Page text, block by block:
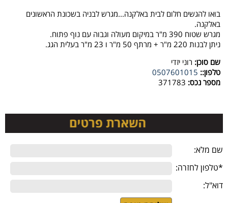
בואו להגשים חלום לבית באלקנה...מגרש לבניה בשכונת הראשונים
באלקנה.
מגרש שטוח 390 מ"ר במיקום מעולה וגבוה עם נוף פתוח.
ניתן לבנות 220 מ"ר + מרתף 50 מ"ר ו 23 מ"ר בעלית הגג.
שם סוכן: רוני יזדי
טלפון:: 0507601015
מספר נכס: 371783
שם מלא:
*טלפון לחזרה:
דוא"ל: